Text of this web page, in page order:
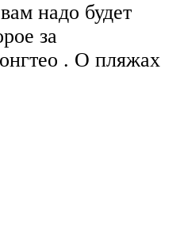
надо будет
за
. О пляжах